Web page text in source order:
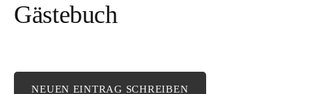
Gästebuch